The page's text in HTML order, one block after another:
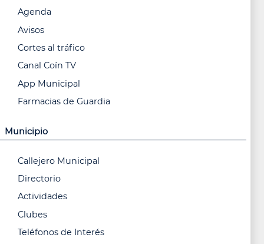
Agenda
Avisos
Cortes al tráfico
Canal Coín TV
App Municipal
Farmacias de Guardia
Municipio
Callejero Municipal
Directorio
Actividades
Clubes
Teléfonos de Interés